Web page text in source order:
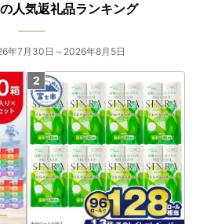
人気返礼品ランキング
年7月30日～2026年8月5日